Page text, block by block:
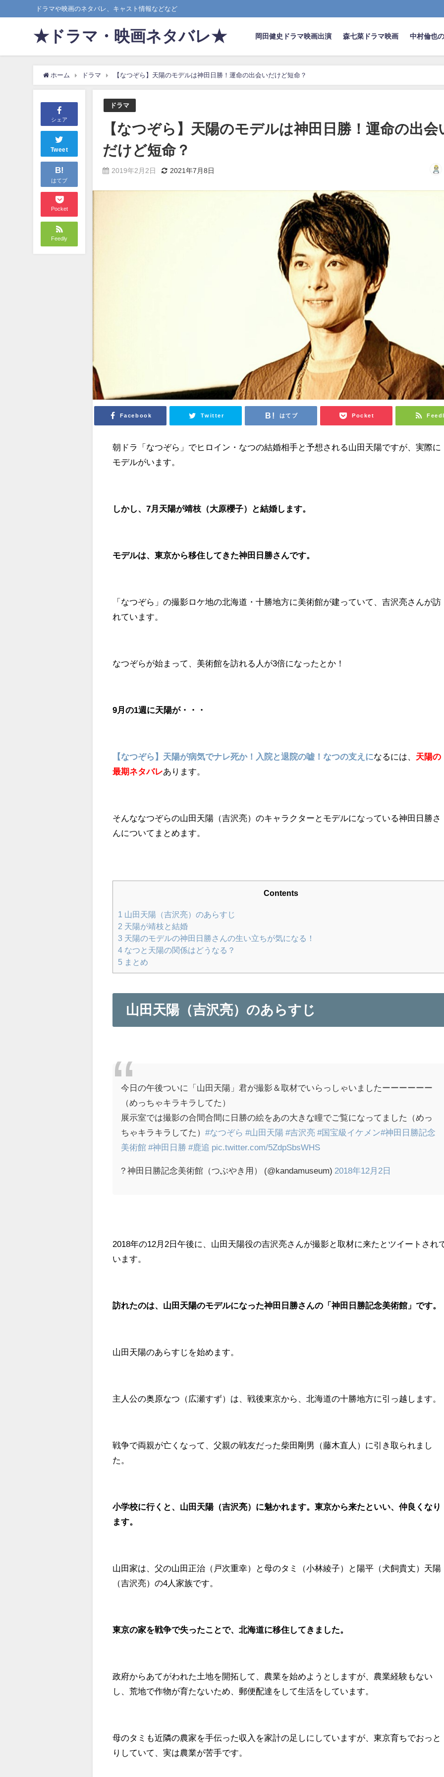
ドラマや映画のネタバレ、キャスト情報などなど
★ドラマ・映画ネタバレ★ 岡田健史ドラマ映画出演 森七菜ドラマ映画 中村倫也
ホーム ドラマ 【なつぞら】天陽のモデルは神田日勝！運命の出会いだけど短命？
シェア
Tweet
B!
はてブ
Pocket
Feedly
ドラマ
【なつぞら】天陽のモデルは神田日勝！運命の出会
だけど短命？
2019年2月2日 2021年7月8日
Facebook Twitter はてブ Pocket
朝ドラ「なつぞら」でヒロイン・なつの結婚相手と予想される山田天陽ですが、実際に
モデルがいます。
しかし、7月天陽が靖枝（大原櫻子）と結婚します。
モデルは、東京から移住してきた神田日勝さんです。
「なつぞら」の撮影ロケ地の北海道・十勝地方に美術館が建っていて、吉沢亮さんが訪
れています。
なつぞらが始まって、美術館を訪れる人が3倍になったとか！
9月の1週に天陽が・・・
【なつぞら】天陽が病気でナレ死か！入院と退院の嘘！なつの支えになるには、 天陽の
最期ネタバレあります。
そんななつぞらの山田天陽（吉沢亮）のキャラクターとモデルになっている神田日勝さ
んについてまとめます。
Contents
1
山田天陽（吉沢亮）のあらすじ
2 天陽が靖枝と結婚
3 天陽のモデルの神田日勝さんの生い立ちが気になる！
4 なつと天陽の関係はどうなる？
5 まとめ
山田天陽（吉沢亮）のあらすじ
今日の午後ついに「山田天陽」君が撮影＆取材でいらっしゃいましたーーーーーー
（めっちゃキラキラしてた）
展示室では撮影の合間合間に日勝の絵をあの大きな瞳でご覧になってました（めっ
ちゃキラキラしてた）#なつぞら #山田天陽 #吉沢亮 #国宝級イケメン#神田日勝記念
美術館 #神田日勝 #鹿追 pic.twitter.com/5ZdpSbsWHS
? 神田日勝記念美術館（つぶやき用） (@kandamuseum) 2018年12月2日
2018年の12月2日午後に、山田天陽役の吉沢亮さんが撮影と取材に来たとツイートされ
います。
訪れたのは、山田天陽のモデルになった神田日勝さんの「神田日勝記念美術館」です。
山田天陽のあらすじを始めます。
主人公の奥原なつ（広瀬すず）は、戦後東京から、北海道の十勝地方に引っ越します。
戦争で両親が亡くなって、父親の戦友だった柴田剛男（藤木直人）に引き取られまし
た。
小学校に行くと、山田天陽（吉沢亮）に魅かれます。東京から来たといい、仲良くなり
ます。
山田家は、父の山田正治（戸次重幸）と母のタミ（小林綾子）と陽平（犬飼貴丈）天陽
（吉沢亮）の4人家族です。
東京の家を戦争で失ったことで、北海道に移住してきました。
政府からあてがわれた土地を開拓して、農業を始めようとしますが、農業経験もない
し、荒地で作物が育たないため、郵便配達をして生活をしています。
母のタミも近隣の農家を手伝った収入を家計の足しにしていますが、東京育ちでおっと
りしていて、実は農業が苦手です。